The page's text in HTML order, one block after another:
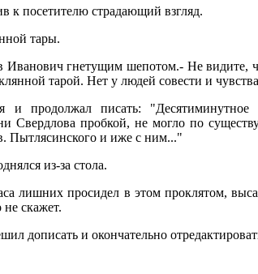
к посетителю страдающий взгляд.
тары.
Иванович гнетущим шепотом.- Не
тарой. Нет у людей совести и
и продолжал писать:
Свердлова пробкой, не могло по
Пытлясинского и иже с ним..."
из-за стола.
лишних просидел в этом проклятом,
не скажет.
дописать и окончательно